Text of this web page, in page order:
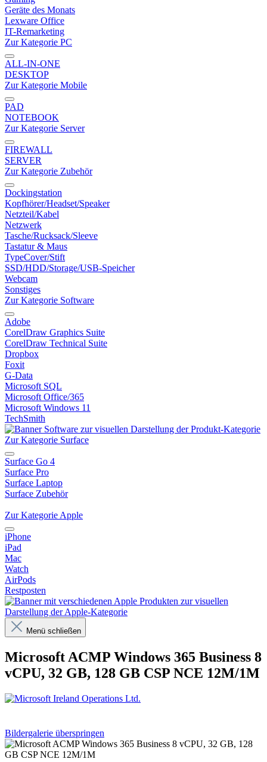
Geräte des Monats
Lexware Office
IT-Remarketing
Zur Kategorie PC
ALL-IN-ONE
DESKTOP
Zur Kategorie Mobile
PAD
NOTEBOOK
Zur Kategorie Server
FIREWALL
SERVER
Zur Kategorie Zubehör
Dockingstation
Kopfhörer/Headset/Speaker
Netzteil/Kabel
Netzwerk
Tasche/Rucksack/Sleeve
Tastatur & Maus
TypeCover/Stift
SSD/HDD/Storage/USB-Speicher
Webcam
Sonstiges
Zur Kategorie Software
Adobe
CorelDraw Graphics Suite
CorelDraw Technical Suite
Dropbox
Foxit
G-Data
Microsoft SQL
Microsoft Office/365
Microsoft Windows 11
TechSmith
Zur Kategorie Surface
Surface Go 4
Surface Pro
Surface Laptop
Surface Zubehör
Zur Kategorie Apple
iPhone
iPad
Mac
Watch
AirPods
Restposten
Menü schließen
Microsoft ACMP Windows 365 Business 8
vCPU, 32 GB, 128 GB CSP NCE 12M/1M
Bildergalerie überspringen